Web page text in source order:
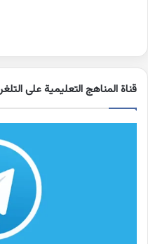
قناة المناهج التعليمية على